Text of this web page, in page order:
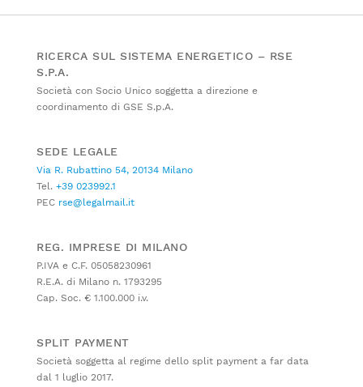
RICERCA SUL SISTEMA ENERGETICO – RSE
S.P.A.
Società con Socio Unico soggetta a direzione e
coordinamento di GSE S.p.A.
SEDE LEGALE
Via R. Rubattino 54, 20134 Milano
Tel. +39 023992.1
PEC rse@legalmail.it
REG. IMPRESE DI MILANO
P.IVA e C.F. 05058230961
R.E.A. di Milano n. 1793295
Cap. Soc. € 1.100.000 i.v.
SPLIT PAYMENT
Società soggetta al regime dello split payment a far data
dal 1 luglio 2017.